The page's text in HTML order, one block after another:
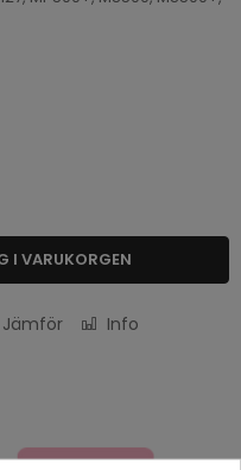
I VARUKORGEN
Jämför Info